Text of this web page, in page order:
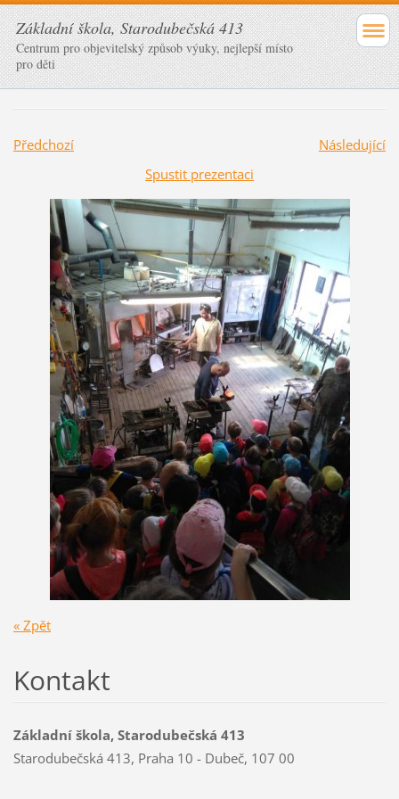
Základní škola, Starodubečská 413
Centrum pro objevitelský způsob výuky, nejlepší místo
pro děti
Předchozí
Následující
Spustit prezentaci
« Zpět
Kontakt
Základní škola, Starodubečská 413
Starodubečská 413, Praha 10 - Dubeč, 107 00